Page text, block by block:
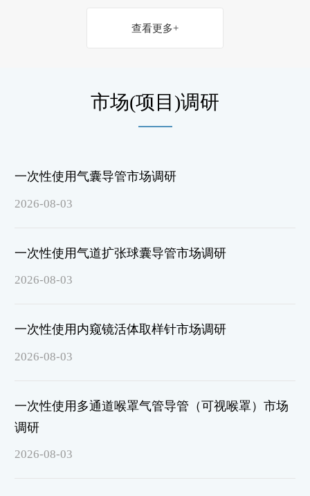
查看更多+
市场(项目)调研
一次性使用气囊导管市场调研
2026-08-03
一次性使用气道扩张球囊导管市场调研
2026-08-03
一次性使用内窥镜活体取样针市场调研
2026-08-03
一次性使用多通道喉罩气管导管（可视喉罩）市场
调研
2026-08-03